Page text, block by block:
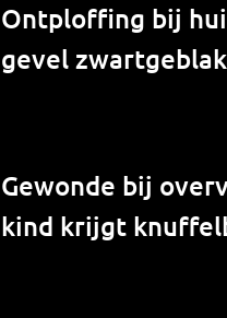
Ontploffing bij
gevel
Gewonde bij
kind krijgt